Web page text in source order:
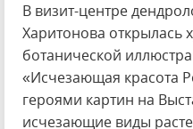
В визит-центре
Харитонова открылась
ботанической
«Исчезающая красота
героями картин на
исчезающие виды